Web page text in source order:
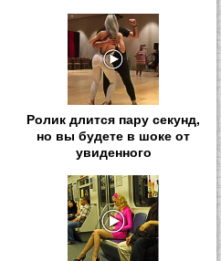
Ролик длится пару секунд,
но вы будете в шоке от
увиденного